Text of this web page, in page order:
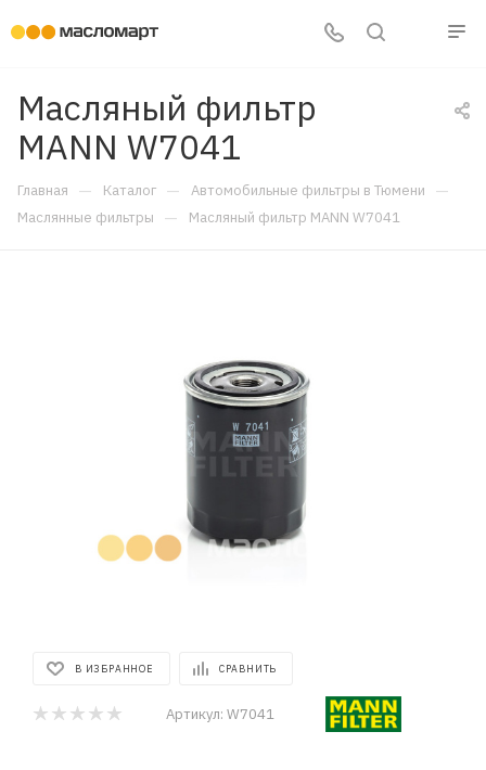
Масляный фильтр
MANN W7041
Главная — Каталог — Автомобильные фильтры в Тюмени —
Маслянные фильтры — Масляный фильтр MANN W7041
В ИЗБРАННОЕ СРАВНИТЬ
Артикул: W7041